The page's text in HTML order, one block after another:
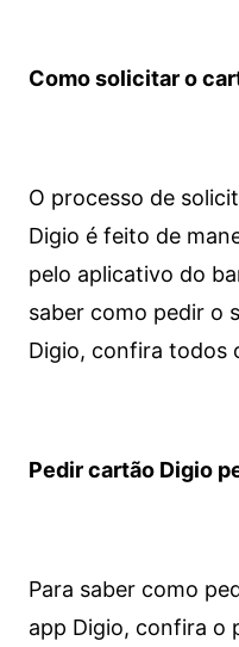
Como solicitar o
O processo de
Digio é feito de
pelo aplicativo do
saber como pedir o
Digio, confira todos
Pedir cartão Digio
Para saber como
app Digio, confira o